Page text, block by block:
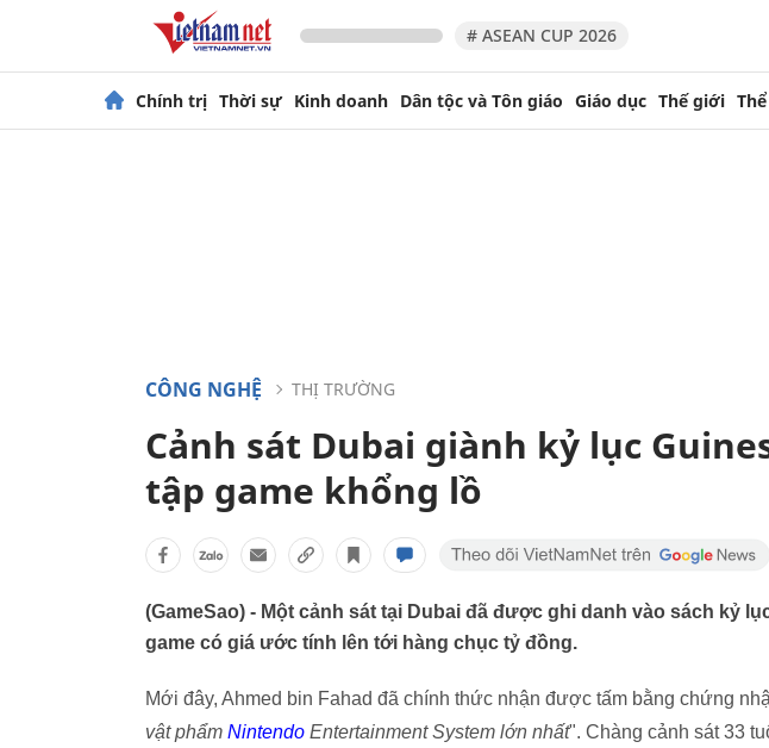
# ASEAN CUP 2026
Chính trị Thời sự Kinh doanh Dân tộc và Tôn giáo Giáo dục Thế giới
CÔNG NGHỆ THỊ TRƯỜNG
Cảnh sát Dubai giành kỷ lục
tập game khổng lồ
(GameSao) - Một cảnh sát tại Dubai đã được ghi danh vào sách kỷ
game có giá ước tính lên tới hàng chục tỷ đồng.
Mới đây, Ahmed bin Fahad đã chính thức nhận được tấm bằng chứng
vật phẩm Nintendo Entertainment System lớn nhất". Chàng cảnh sát 33